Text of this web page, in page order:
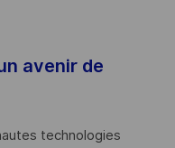
avenir de
technologies